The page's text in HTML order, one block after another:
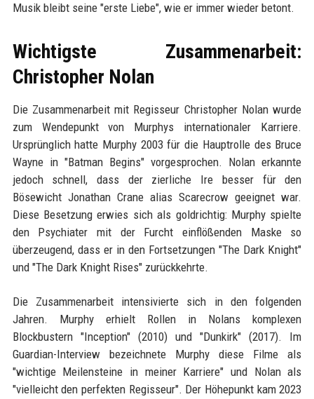
Musik bleibt seine "erste Liebe", wie er immer wieder betont.
Wichtigste Zusammenarbeit:
Christopher Nolan
Die Zusammenarbeit mit Regisseur Christopher Nolan wurde
zum Wendepunkt von Murphys internationaler Karriere.
Ursprünglich hatte Murphy 2003 für die Hauptrolle des Bruce
Wayne in "Batman Begins" vorgesprochen. Nolan erkannte
jedoch schnell, dass der zierliche Ire besser für den
Bösewicht Jonathan Crane alias Scarecrow geeignet war.
Diese Besetzung erwies sich als goldrichtig: Murphy spielte
den Psychiater mit der Furcht einflößenden Maske so
überzeugend, dass er in den Fortsetzungen "The Dark Knight"
und "The Dark Knight Rises" zurückkehrte.
Die Zusammenarbeit intensivierte sich in den folgenden
Jahren. Murphy erhielt Rollen in Nolans komplexen
Blockbustern "Inception" (2010) und "Dunkirk" (2017). Im
Guardian-Interview bezeichnete Murphy diese Filme als
"wichtige Meilensteine in meiner Karriere" und Nolan als
"vielleicht den perfekten Regisseur". Der Höhepunkt kam 2023